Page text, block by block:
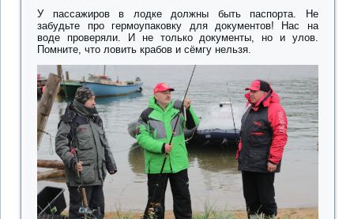
У пассажиров в лодке должны быть паспорта. Не
забудьте про гермоупаковку для документов! Нас на
воде проверяли. И не только документы, но и улов.
Помните, что ловить крабов и сёмгу нельзя.